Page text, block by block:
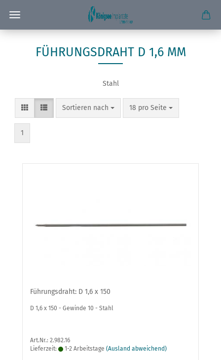
FÜHRUNGSDRAHT D 1,6 MM
Stahl
Sortieren nach
Sortieren nach 18 pro Seite
pro Seite
1
Führungsdraht: D 1,6 x 150
D 1,6 x 150 - Gewinde 10 - Stahl
Art.Nr.: 2.982.16
Lieferzeit:
1-2 Arbeitstage (Ausland abweichend)